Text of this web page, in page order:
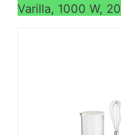
Varilla, 1000 W,